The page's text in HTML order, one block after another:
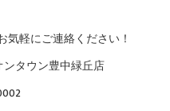
軽にご連絡ください！
ンタウン豊中緑丘店